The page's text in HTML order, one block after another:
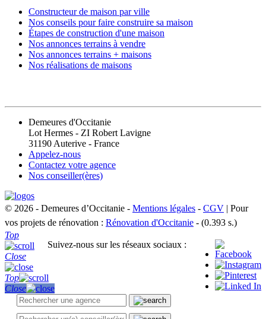
Constructeur de maison par ville
Nos conseils pour faire construire sa maison
Étapes de construction d'une maison
Nos annonces terrains à vendre
Nos annonces terrains + maisons
Nos réalisations de maisons
Demeures d'Occitanie
Lot Hermes - ZI Robert Lavigne
31190 Auterive - France
Appelez-nous
Contactez votre agence
Nos conseiller(ères)
© 2026 - Demeures d’Occitanie - Mentions légales - CGV | Pour
vos projets de rénovation : Rénovation d'Occitanie - (0.393 s.)
Suivez-nous sur les réseaux sociaux :
Top
Close
Top
Close